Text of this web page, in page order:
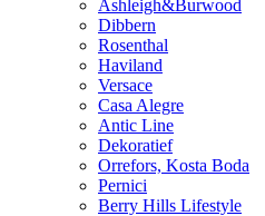
Ashleigh&Burwood
Dibbern
Rosenthal
Haviland
Versace
Casa Alegre
Antic Line
Dekoratief
Orrefors, Kosta Boda
Pernici
Berry Hills Lifestyle